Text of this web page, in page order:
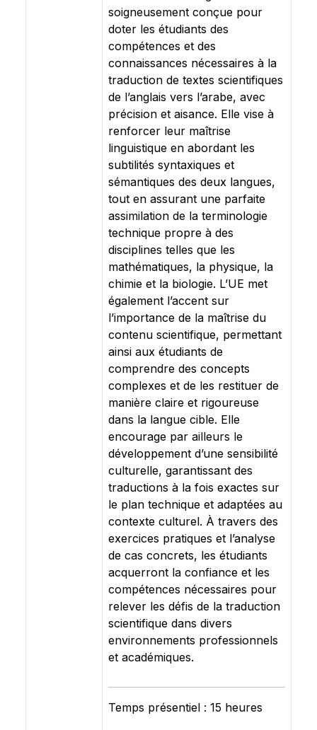
soigneusement conçue pour
doter les étudiants des
compétences et des
connaissances nécessaires à la
traduction de textes scientifiques
de l’anglais vers l’arabe, avec
précision et aisance. Elle vise à
renforcer leur maîtrise
linguistique en abordant les
subtilités syntaxiques et
sémantiques des deux langues,
tout en assurant une parfaite
assimilation de la terminologie
technique propre à des
disciplines telles que les
mathématiques, la physique, la
chimie et la biologie. L’UE met
également l’accent sur
l’importance de la maîtrise du
contenu scientifique, permettant
ainsi aux étudiants de
comprendre des concepts
complexes et de les restituer de
manière claire et rigoureuse
dans la langue cible. Elle
encourage par ailleurs le
développement d’une sensibilité
culturelle, garantissant des
traductions à la fois exactes sur
le plan technique et adaptées au
contexte culturel. À travers des
exercices pratiques et l’analyse
de cas concrets, les étudiants
acquerront la confiance et les
compétences nécessaires pour
relever les défis de la traduction
scientifique dans divers
environnements professionnels
et académiques.
Temps présentiel : 15 heures